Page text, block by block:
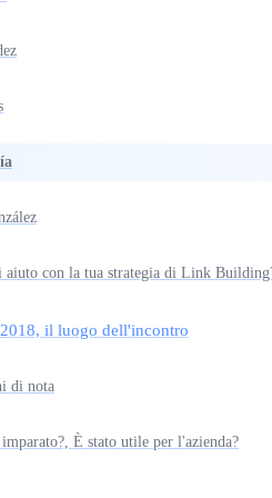
aiuto con la tua strategia di Link
il luogo dell'incontro
di nota
È stato utile per l'azienda?